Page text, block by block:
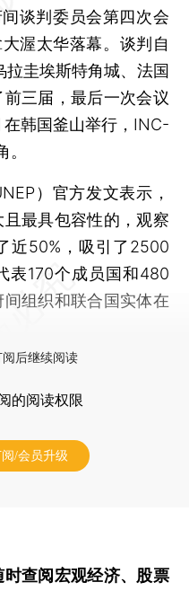
谈判委员会第四次会
渥太华落幕。谈判自
拉圭埃斯特角城、法国
三届，最后一次会议
在韩国釜山举行，INC-
）官方发文表示，
最具包容性的，观察
近50%，吸引了2500
表170个成员国和480
组织和联合国实体在
阅后继续阅读
的阅读权限
/会员升级
时查阅宏观经济、股票